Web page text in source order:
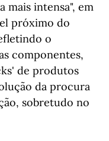
mais intensa", em
próximo do
o
componentes,
de produtos
da procura
sobretudo no